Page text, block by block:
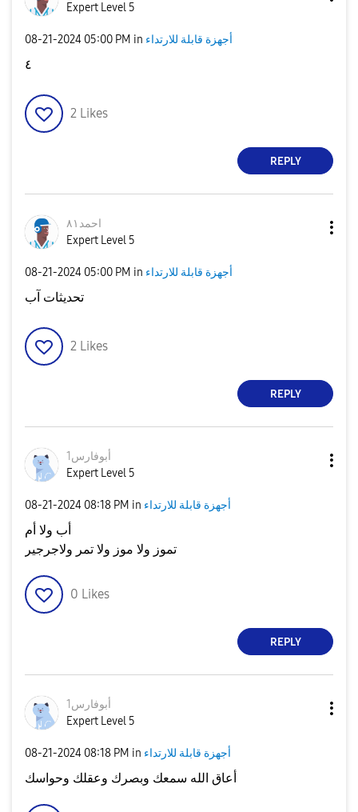
Expert Level 5
‎08-21-2024 05:00 PM in أجهزة قابلة للارتداء
٤
2 Likes
REPLY
احمد٨١
Expert Level 5
‎08-21-2024 05:00 PM in أجهزة قابلة للارتداء
تحديثات آب
2 Likes
REPLY
أبوفارس1
Expert Level 5
‎08-21-2024 08:18 PM in أجهزة قابلة للارتداء
أب ولا أم
تموز ولا موز ولا تمر ولاجرجير
0 Likes
REPLY
أبوفارس1
Expert Level 5
‎08-21-2024 08:18 PM in أجهزة قابلة للارتداء
أعاق الله سمعك وبصرك وعقلك وحواسك